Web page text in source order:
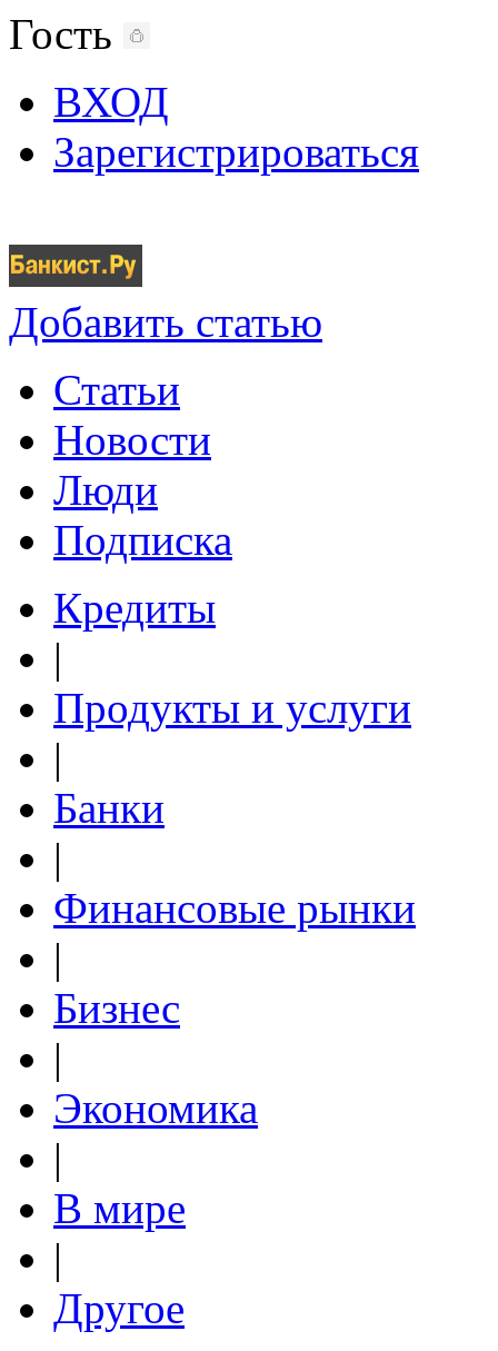
Гость
ВХОД
Зарегистрироваться
Добавить статью
Статьи
Новости
Люди
Подписка
Кредиты
|
Продукты и услуги
|
Банки
|
Финансовые рынки
|
Бизнес
|
Экономика
|
В мире
|
Другое